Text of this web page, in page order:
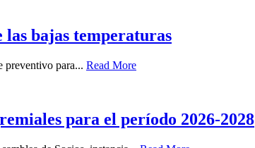
bajas temperaturas
preventivo para... Read More
para el período 2026-2028